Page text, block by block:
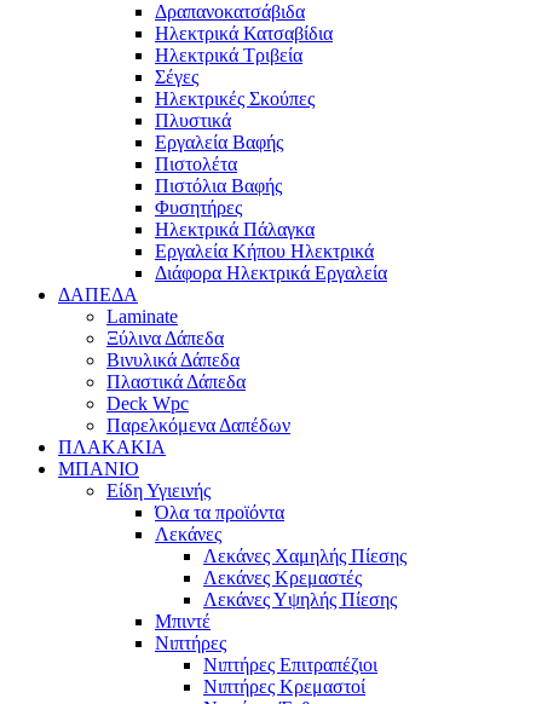
Δραπανοκατσάβιδα
Ηλεκτρικά Κατσαβίδια
Ηλεκτρικά Τριβεία
Σέγες
Ηλεκτρικές Σκούπες
Πλυστικά
Εργαλεία Βαφής
Πιστολέτα
Πιστόλια Βαφής
Φυσητήρες
Ηλεκτρικά Πάλαγκα
Εργαλεία Κήπου Ηλεκτρικά
Διάφορα Ηλεκτρικά Εργαλεία
ΔΑΠΕΔΑ
Laminate
Ξύλινα Δάπεδα
Βινυλικά Δάπεδα
Πλαστικά Δάπεδα
Deck Wpc
Παρελκόμενα Δαπέδων
ΠΛΑΚΑΚΙΑ
ΜΠΑΝΙΟ
Είδη Υγιεινής
Όλα τα προϊόντα
Λεκάνες
Λεκάνες Χαμηλής Πίεσης
Λεκάνες Κρεμαστές
Λεκάνες Υψηλής Πίεσης
Μπιντέ
Νιπτήρες
Νιπτήρες Επιτραπέζιοι
Νιπτήρες Κρεμαστοί